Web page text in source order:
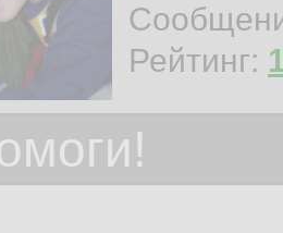
Рейтинг: